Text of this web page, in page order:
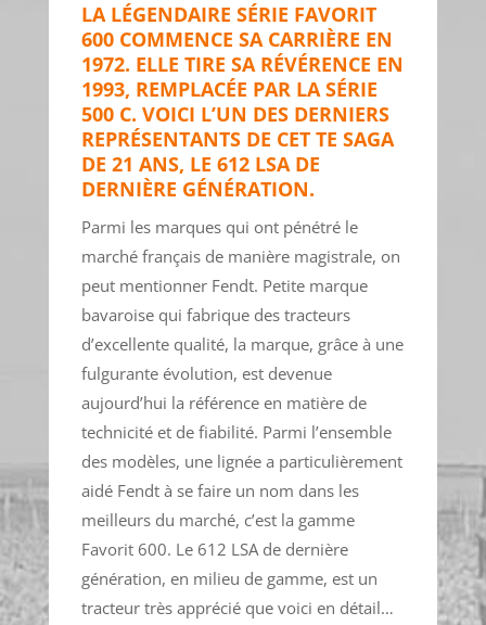
LA LÉGENDAIRE SÉRIE FAVORIT
600 COMMENCE SA CARRIÈRE EN
1972. ELLE TIRE SA RÉVÉRENCE EN
1993, REMPLACÉE PAR LA SÉRIE
500 C. VOICI L’UN DES DERNIERS
REPRÉSENTANTS DE CET TE SAGA
DE 21 ANS, LE 612 LSA DE
DERNIÈRE GÉNÉRATION.
Parmi les marques qui ont pénétré le
marché français de manière magistrale, on
peut mentionner Fendt. Petite marque
bavaroise qui fabrique des tracteurs
d’excellente qualité, la marque, grâce à une
fulgurante évolution, est devenue
aujourd’hui la référence en matière de
technicité et de fiabilité. Parmi l’ensemble
des modèles, une lignée a particulièrement
aidé Fendt à se faire un nom dans les
meilleurs du marché, c’est la gamme
Favorit 600. Le 612 LSA de dernière
génération, en milieu de gamme, est un
tracteur très apprécié que voici en détail…